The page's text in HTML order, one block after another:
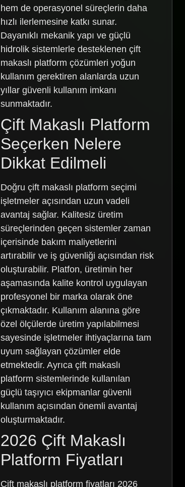
hem de operasyonel süreçlerin daha
hızlı ilerlemesine katkı sunar.
Dayanıklı mekanik yapı ve güçlü
hidrolik sistemlerle desteklenen çift
makaslı platform çözümleri yoğun
kullanım gerektiren alanlarda uzun
yıllar güvenli kullanım imkanı
sunmaktadır.
Çift Makaslı Platform
Seçerken Nelere
Dikkat Edilmeli
Doğru çift makaslı platform seçimi
işletmeler açısından uzun vadeli
avantaj sağlar. Kalitesiz üretim
süreçlerinden geçen sistemler zaman
içerisinde bakım maliyetlerini
artırabilir ve iş güvenliği açısından risk
oluşturabilir. Platfon, üretimin her
aşamasında kalite kontrol uygulayan
profesyonel bir marka olarak öne
çıkmaktadır. Kullanım alanına göre
özel ölçülerde üretim yapılabilmesi
sayesinde işletmeler ihtiyaçlarına tam
uyum sağlayan çözümler elde
etmektedir. Ayrıca çift makaslı
platform sistemlerinde kullanılan
güçlü taşıyıcı ekipmanlar güvenli
kullanım açısından önemli avantaj
oluşturmaktadır.
2026 Çift Makaslı
Platform Fiyatları
Çift makaslı platform fiyatları 2026